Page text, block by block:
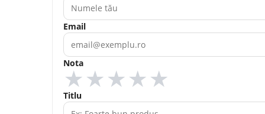
Email
Nota
★
★
★
★
★
Titlu